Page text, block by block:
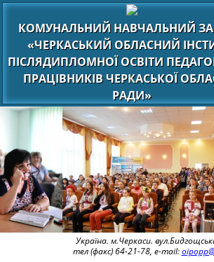
КОМУНАЛЬНИЙ НАВЧАЛЬНИЙ
«ЧЕРКАСЬКИЙ ОБЛАСНИЙ
ПІСЛЯДИПЛОМНОЇ ОСВІТИ
ПРАЦІВНИКІВ ЧЕРКАСЬКОЇ
РАДИ»
Україна. м.Черкаси.
тел (факс) 64-21-78, e-mail: